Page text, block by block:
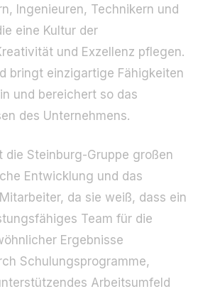
Ingenieuren, Technikern und
eine Kultur der
und Exzellenz pflegen.
bringt einzigartige Fähigkeiten
und bereichert so das
des Unternehmens.
die Steinburg-Gruppe großen
Entwicklung und das
da sie weiß, dass ein
Team für die
Ergebnisse
Schulungsprogramme,
Arbeitsumfeld